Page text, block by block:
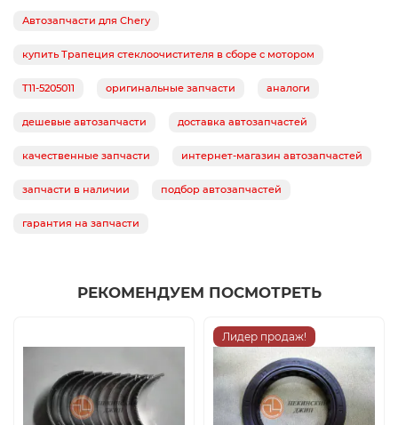
Автозапчасти для Chery
купить Трапеция стеклоочистителя в сборе с мотором
T11-5205011 оригинальные запчасти аналоги
дешевые автозапчасти доставка автозапчастей
качественные запчасти интернет-магазин автозапчастей
запчасти в наличии подбор автозапчастей
гарантия на запчасти
РЕКОМЕНДУЕМ ПОСМОТРЕТЬ
Лидер продаж!